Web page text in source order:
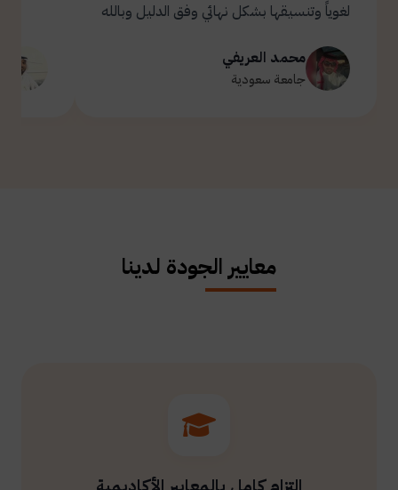
لغوياً وتنسيقها بشكل نهائي وفق الدليل وبالله
محمد العريفي
جامعة سعودية
معايير الجودة لدينا